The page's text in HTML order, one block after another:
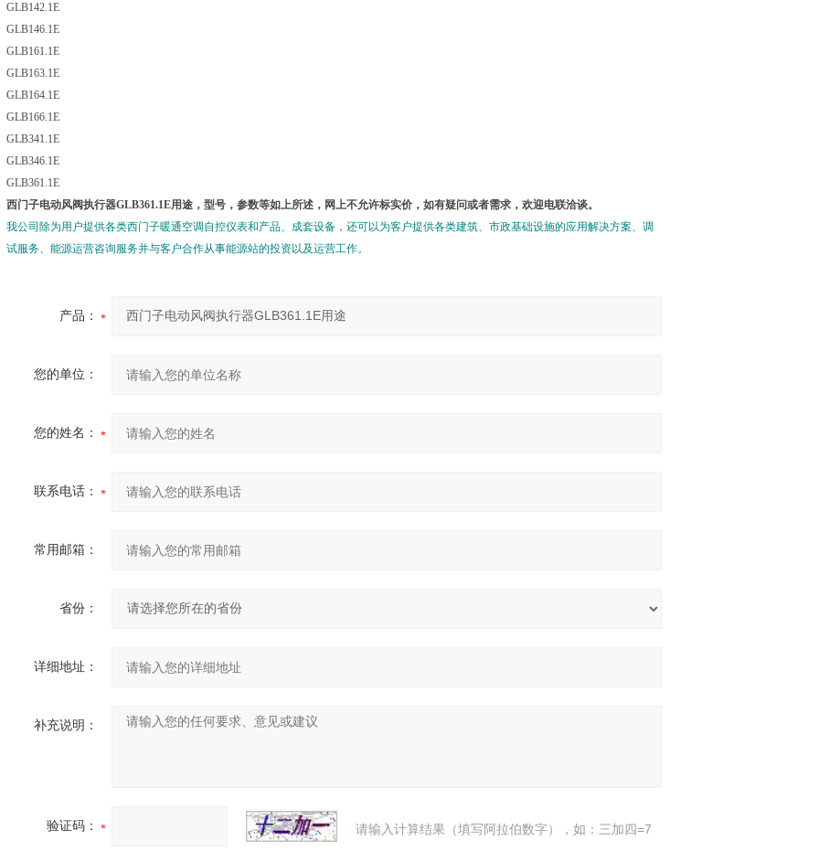
GLB142.1E
GLB146.1E
GLB161.1E
GLB163.1E
GLB164.1E
GLB166.1E
GLB341.1E
GLB346.1E
GLB361.1E
西门子电动风阀执行器GLB361.1E用途 ，型号，参数等如上所述，网上不允许标实价，如有疑问或者需求，欢迎电联洽谈。
我公司除为用户提供各类西门子暖通空调自控仪表和产品、成套设备，还可以为客户提供各类建筑、市政基础设施的应用解决方案、调
试服务、能源运营咨询服务并与客户合作从事能源站的投资以及运营工作。
产品：
您的单位：
您的姓名：
联系电话：
常用邮箱：
省份：
详细地址：
补充说明：
验证码： 请输入计算结果（填写阿拉伯数字），如：三加四=7